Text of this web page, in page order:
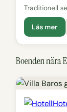
Traditionell
Läs mer
Boenden nära